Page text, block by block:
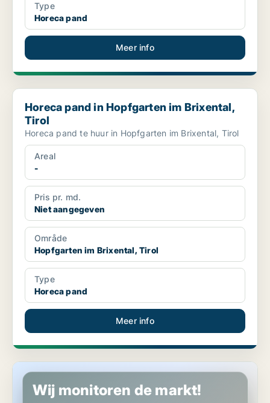
Type
Horeca pand
Meer info
Horeca pand in Hopfgarten im Brixental, Tirol
Horeca pand in Hopfgarten im Brixental,
Tirol
Horeca pand te huur in Hopfgarten im Brixental, Tirol
Areal
-
Pris pr. md.
Niet aangegeven
Område
Hopfgarten im Brixental, Tirol
Type
Horeca pand
Meer info
Horeca pand in Aschau im Zillertal, Tirol
Wij monitoren de markt!